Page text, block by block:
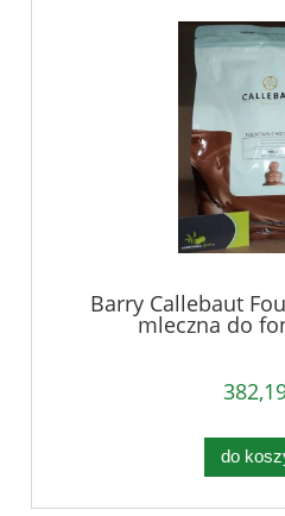
Barry Callebaut
mleczna do
do